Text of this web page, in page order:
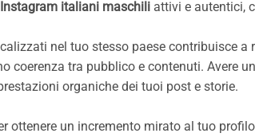
italiani maschili attivi e autentici,
nel tuo stesso paese contribuisce
coerenza tra pubblico e contenuti. Avere un
organiche dei tuoi post e storie.
ottenere un incremento mirato al tuo